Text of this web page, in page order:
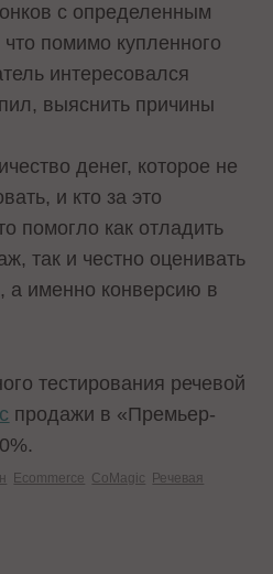
с определенным
что помимо купленного
интересовался
выяснить причины
денег, которое не
и кто за это
помогло как отладить
так и честно оценивать
а именно конверсию в
тестирования речевой
продажи в «Премьер-
Ecommerce CoMagic
Речевая